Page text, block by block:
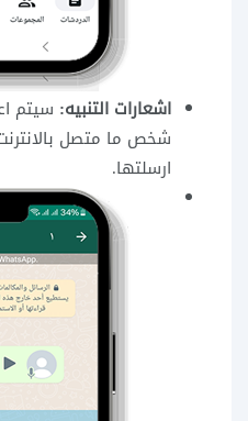
اشعارات التنبيه: سيتم
شخص ما متصل
ارسلتها.